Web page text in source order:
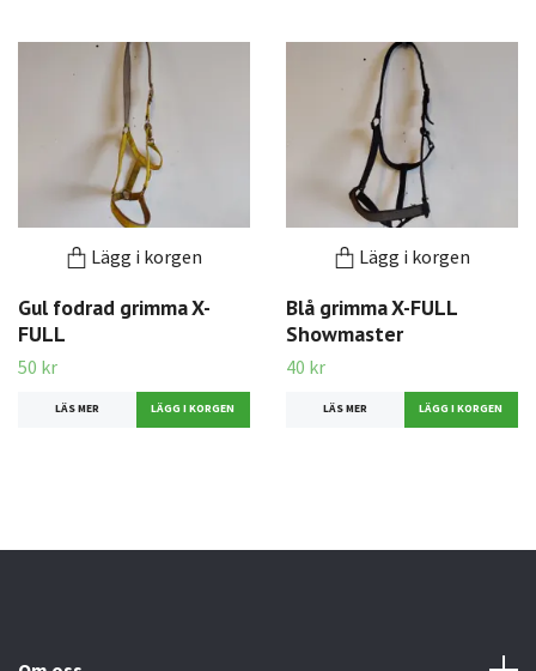
Lägg i korgen
Gul fodrad grimma X-
FULL
50 kr
LÄS MER
Lägg i korgen
Blå grimma X-FULL
Showmaster
40 kr
LÄS MER